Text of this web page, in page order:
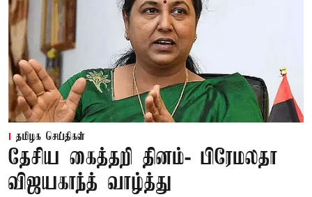
தமிழக செய்திகள்
தேசிய கைத்தறி தினம்- பிரேமலதா
விஜயகாந்த் வாழ்த்து